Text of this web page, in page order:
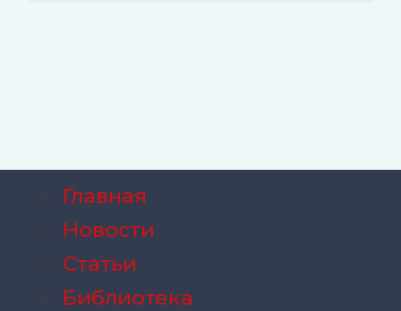
Главная
Новости
Статьи
Библиотека